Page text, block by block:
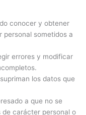
conocer y obtener
personal sometidos a
errores y modificar
los datos que
a que no se
carácter personal o